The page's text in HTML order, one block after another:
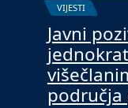
VIJESTI
Javni
područja